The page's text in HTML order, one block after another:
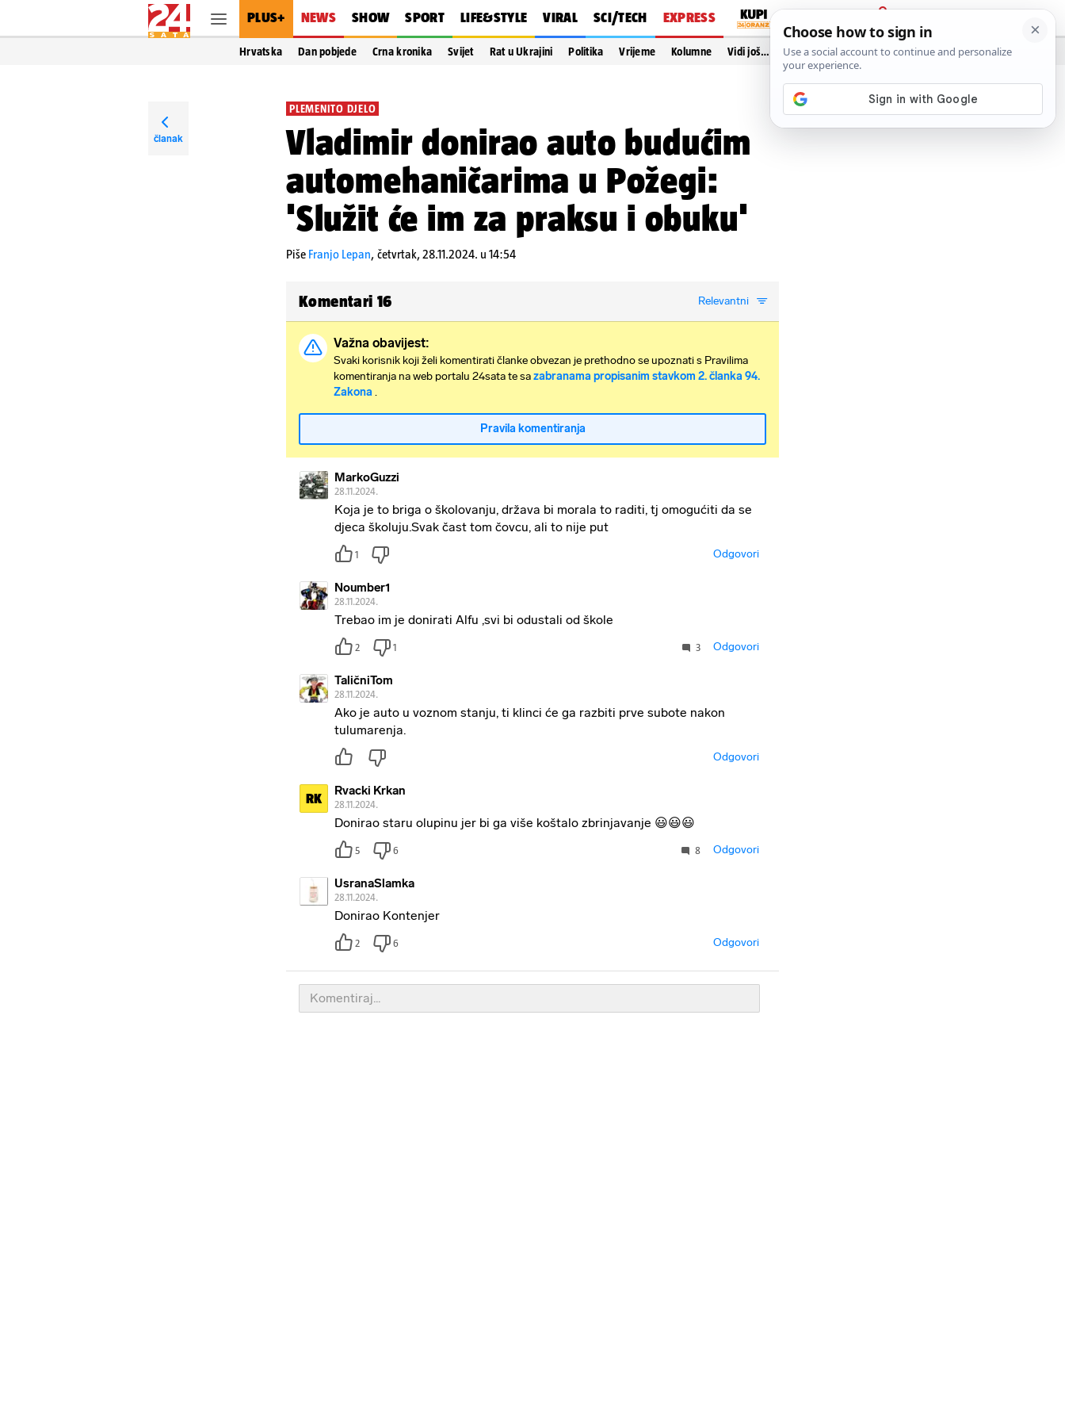
PLUS+ NEWS SHOW SPORT LIFE&STYLE VIRAL SCI/TECH EXPRESS
PRIJAVA
Hrvatska Dan pobjede Crna kronika Svijet Rat u Ukrajini Politika Vrijeme Kolumne Vidi još…
članak
PLEMENITO DJELO
Vladimir donirao auto budućim
automehaničarima u Požegi:
'Služit će im za praksu i obuku'
Piše Franjo Lepan, četvrtak, 28.11.2024. u 14:54
Komentari 16 Relevantni
Važna obavijest:
Svaki korisnik koji želi komentirati članke obvezan je prethodno se upoznati s Pravilima
komentiranja na web portalu 24sata te sazabranama propisanim stavkom 2. članka 94.
Zakona .
Pravila komentiranja
MarkoGuzzi
28.11.2024.
Koja je to briga o školovanju, država bi morala to raditi, tj omogućiti da se
djeca školuju.Svak čast tom čovcu, ali to nije put
1 Odgovori
Noumber1
28.11.2024.
Trebao im je donirati Alfu ,svi bi odustali od škole
2 1 3 Odgovori
TaličniTom
28.11.2024.
Ako je auto u voznom stanju, ti klinci će ga razbiti prve subote nakon
tulumarenja.
Odgovori
RK Rvacki Krkan
28.11.2024.
Donirao staru olupinu jer bi ga više koštalo zbrinjavanje 😃😃😃
5 6 8 Odgovori
UsranaSlamka
28.11.2024.
Donirao Kontenjer
2 6 Odgovori